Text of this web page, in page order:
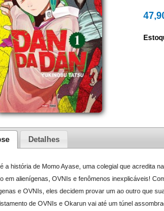
Detalhes
a história de Momo Ayase, uma colegial que acredita
em alienígenas, OVNIs e fenômenos inexplicáveis!
e OVNIs, eles decidem provar um ao outro que
de OVNIs e Okarun vai até um túnel